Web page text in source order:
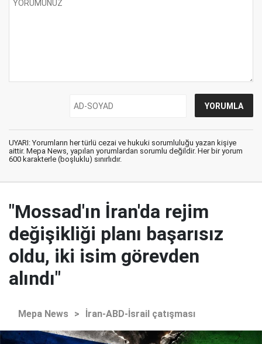
UYARI: Yorumların her türlü cezai ve hukuki sorumluluğu yazan kişiye
aittir. Mepa News, yapılan yorumlardan sorumlu değildir. Her bir yorum
600 karakterle (boşluklu) sınırlıdır.
"Mossad'ın İran'da rejim
değişikliği planı başarısız
oldu, iki isim görevden
alındı"
Mepa News > İran-ABD-İsrail çatışması